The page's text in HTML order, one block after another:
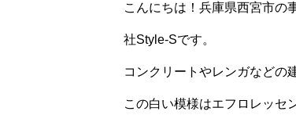
こんにちは！兵庫県西宮市の
社Style-Sです。
コンクリートやレンガなどの
この白い模様はエフロレッセ